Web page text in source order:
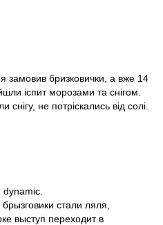
замовив бризковички, а вже 14
іспит морозами та снігом.
не потріскались від солі.
стали ляля,
выступ переходит в